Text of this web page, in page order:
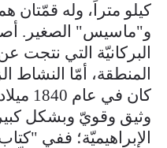
كيلو متراً، وله قمّتان
و"ماسيس" الصغير.
البركانيّة التي نتجت
المنطقة، أمّا النشاط
كان في
وثيق وقويّ وبشكل كبير
الإبراهيميّة؛ ففي